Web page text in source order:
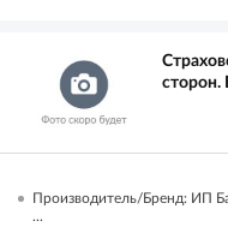
сторон.
Производитель/Бренд: ИП
...